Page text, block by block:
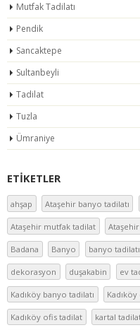
Mutfak Tadilatı
Pendik
Sancaktepe
Sultanbeyli
Tadilat
Tuzla
Ümraniye
ETIKETLER
ahşap Ataşehir banyo tadilatı
Ataşehir mutfak tadilat
Badana Banyo banyo tadilatı
dekorasyon duşakabin ev
Kadıköy banyo tadilatı Kadıköy
Kadıköy ofis tadilat kartal